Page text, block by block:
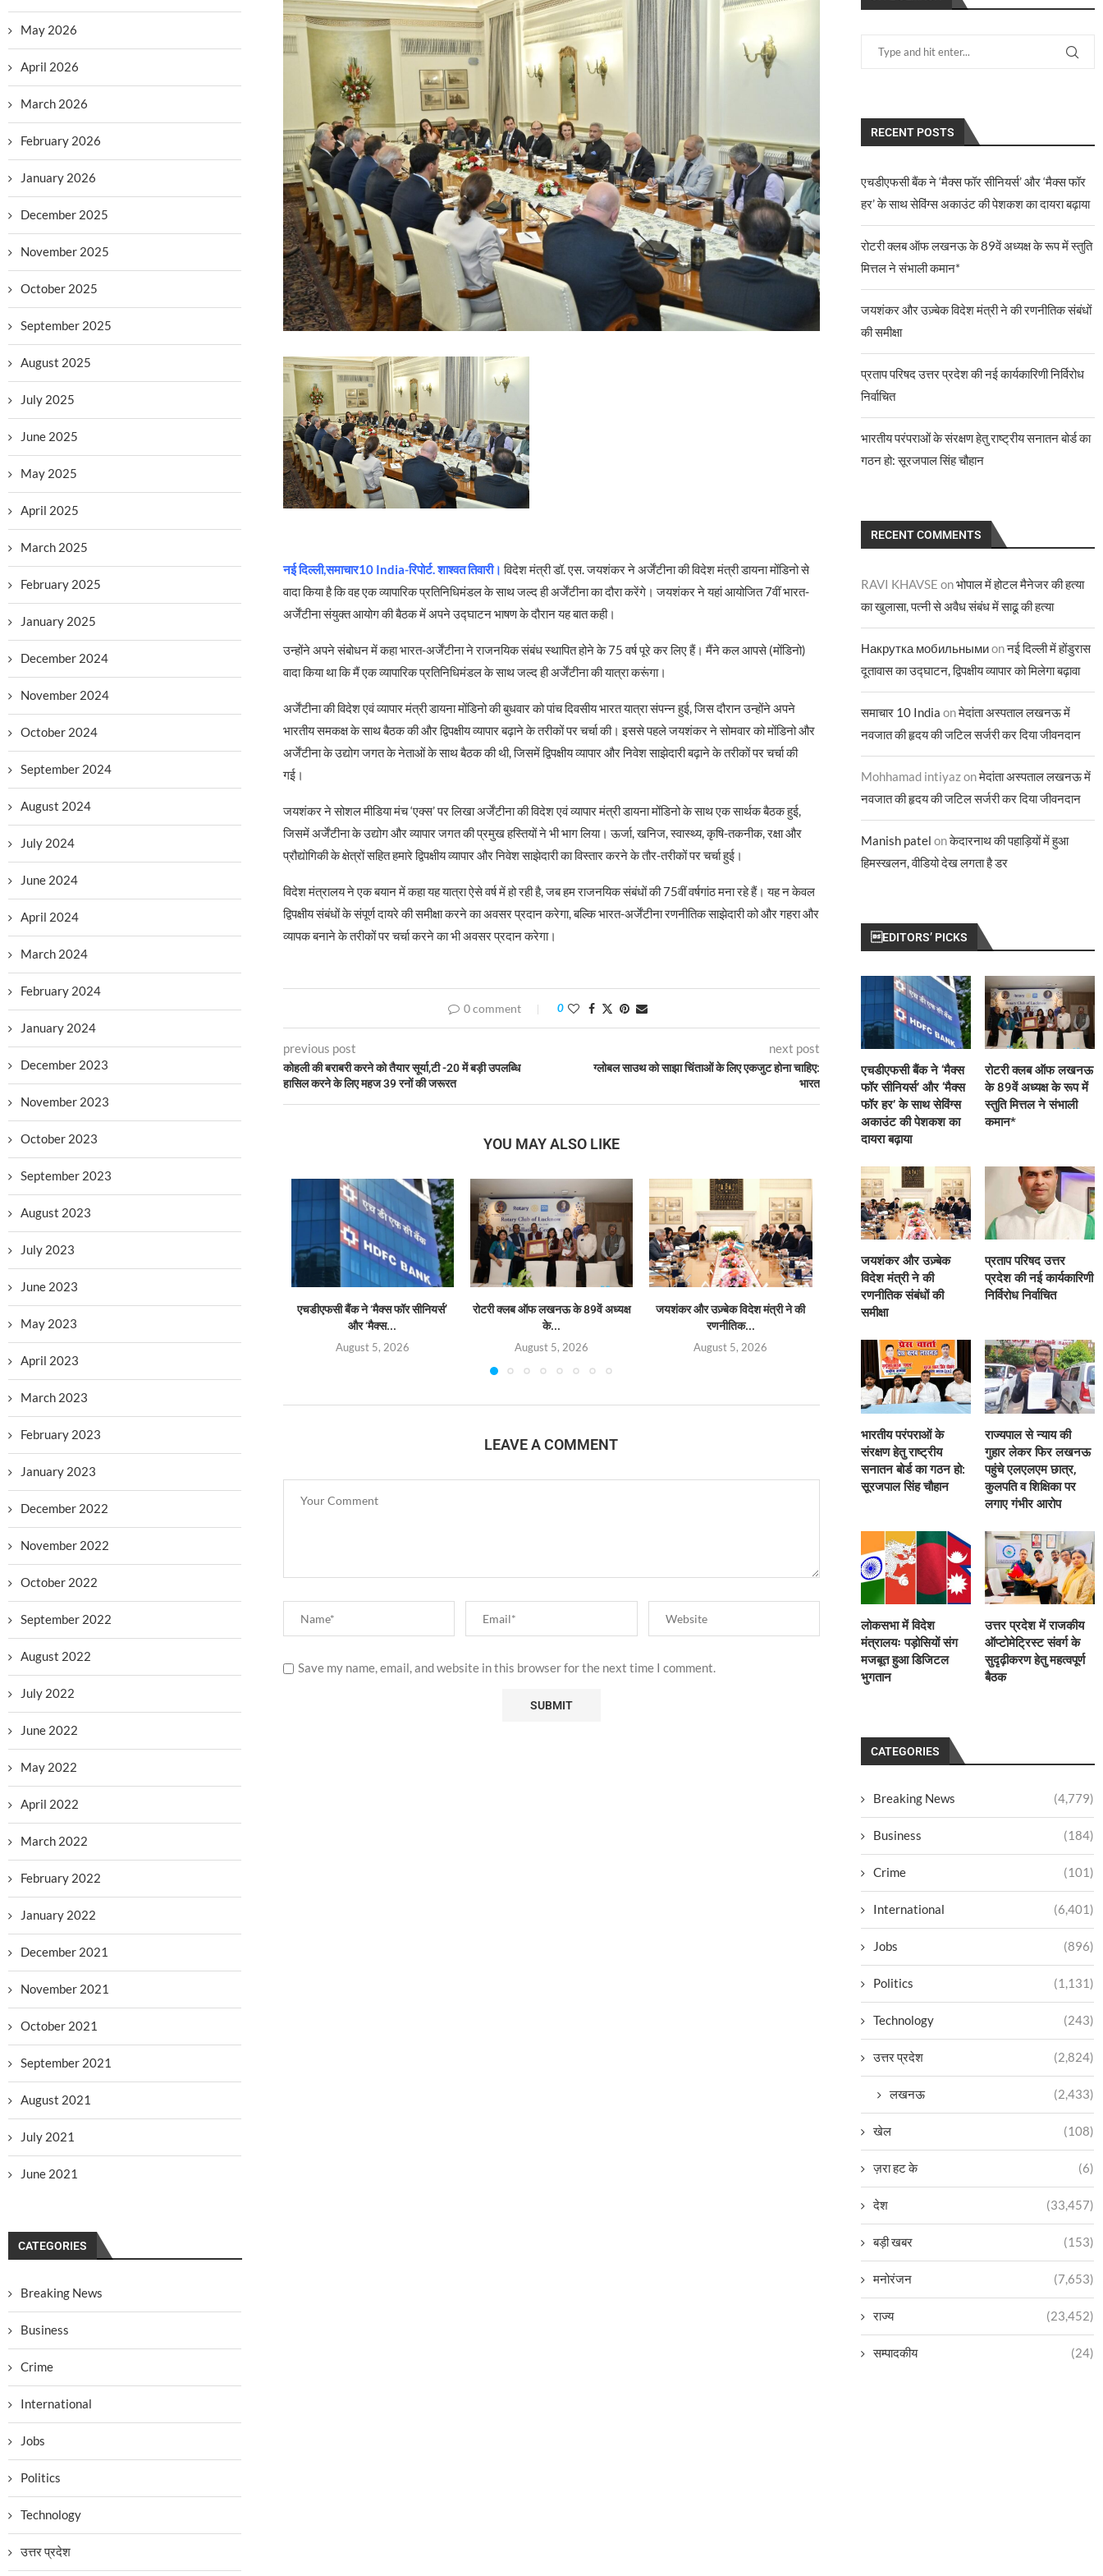
नई दिल्ली,समाचार10 India-रिपोर्ट. शाश्वत तिवारी। विदेश मंत्री डॉ. एस. जयशंकर ने अर्जेंटीना की विदेश मंत्री डायना मोंडिनो से
वादा किया है कि वह एक व्यापारिक प्रतिनिधिमंडल के साथ जल्द ही अर्जेंटीना का दौरा करेंगे। जयशंकर ने यहां आयोजित 7वीं भारत-
अर्जेंटीना संयुक्त आयोग की बैठक में अपने उद्घाटन भाषण के दौरान यह बात कही।
उन्होंने अपने संबोधन में कहा भारत-अर्जेंटीना ने राजनयिक संबंध स्थापित होने के 75 वर्ष पूरे कर लिए हैं। मैंने कल आपसे (मोंडिनो)
वादा किया था कि मैं एक व्यापारिक प्रतिनिधिमंडल के साथ जल्द ही अर्जेंटीना की यात्रा करूंगा।
अर्जेंटीना की विदेश एवं व्यापार मंत्री डायना मोंडिनो की बुधवार को पांच दिवसीय भारत यात्रा संपन्न हुई, जिस दौरान उन्होंने अपने
भारतीय समकक्ष के साथ बैठक की और द्विपक्षीय व्यापार बढ़ाने के तरीकों पर चर्चा की। इससे पहले जयशंकर ने सोमवार को मोंडिनो और
अर्जेंटीना के उद्योग जगत के नेताओं के साथ बैठक की थी, जिसमें द्विपक्षीय व्यापार और निवेश साझेदारी बढ़ाने के तरीकों पर चर्चा की
गई।
जयशंकर ने सोशल मीडिया मंच ‘एक्स’ पर लिखा अर्जेंटीना की विदेश एवं व्यापार मंत्री डायना मोंडिनो के साथ एक सार्थक बैठक हुई,
जिसमें अर्जेंटीना के उद्योग और व्यापार जगत की प्रमुख हस्तियों ने भी भाग लिया। ऊर्जा, खनिज, स्वास्थ्य, कृषि-तकनीक, रक्षा और
प्रौद्योगिकी के क्षेत्रों सहित हमारे द्विपक्षीय व्यापार और निवेश साझेदारी का विस्तार करने के तौर-तरीकों पर चर्चा हुई।
विदेश मंत्रालय ने एक बयान में कहा यह यात्रा ऐसे वर्ष में हो रही है, जब हम राजनयिक संबंधों की 75वीं वर्षगांठ मना रहे हैं। यह न केवल
द्विपक्षीय संबंधों के संपूर्ण दायरे की समीक्षा करने का अवसर प्रदान करेगा, बल्कि भारत-अर्जेंटीना रणनीतिक साझेदारी को और गहरा और
व्यापक बनाने के तरीकों पर चर्चा करने का भी अवसर प्रदान करेगा।
0 comment 0
previous post
कोहली की बराबरी करने को तैयार सूर्या,टी -20 में बड़ी उपलब्धि
हासिल करने के लिए महज 39 रनों की जरूरत
next post
ग्लोबल साउथ को साझा चिंताओं के लिए एकजुट होना चाहिए:
भारत
YOU MAY ALSO LIKE
एचडीएफसी बैंक ने ‘मैक्स फॉर सीनियर्स’
और ‘मैक्स...
August 5, 2026
रोटरी क्लब ऑफ लखनऊ के 89वें अध्यक्ष
के...
August 5, 2026
जयशंकर और उज़्बेक विदेश मंत्री ने की
रणनीतिक...
August 5, 2026
प्रताप परिषद उत्तर प्रदेश की नई
August 4, 2026
August 4,
LEAVE A COMMENT
Save my name, email, and website in this browser for the next time I comment.
RECENT POSTS
एचडीएफसी बैंक ने ‘मैक्स फॉर सीनियर्स’ और ‘मैक्स फॉर
हर’ के साथ सेविंग्स अकाउंट की पेशकश का दायरा बढ़ाया
रोटरी क्लब ऑफ लखनऊ के 89वें अध्यक्ष के रूप में स्तुति
मित्तल ने संभाली कमान*
जयशंकर और उज़्बेक विदेश मंत्री ने की रणनीतिक संबंधों
की समीक्षा
प्रताप परिषद उत्तर प्रदेश की नई कार्यकारिणी निर्विरोध
निर्वाचित
भारतीय परंपराओं के संरक्षण हेतु राष्ट्रीय सनातन बोर्ड का
गठन हो: सूरजपाल सिंह चौहान
RECENT COMMENTS
RAVI KHAVSE onभोपाल में होटल मैनेजर की हत्या
का खुलासा, पत्नी से अवैध संबंध में साढू की हत्या
Накрутка мобильнымиonनई दिल्ली में होंडुरास
दूतावास का उद्घाटन, द्विपक्षीय व्यापार को मिलेगा बढ़ावा
समाचार 10 India onमेदांता अस्पताल लखनऊ में
नवजात की हृदय की जटिल सर्जरी कर दिया जीवनदान
Mohhamad intiyazonमेदांता अस्पताल लखनऊ में
नवजात की हृदय की जटिल सर्जरी कर दिया जीवनदान
Manish patel onकेदारनाथ की पहाड़ियों में हुआ
हिमस्खलन, वीडियो देख लगता है डर
EDITORS’ PICKS
एचडीएफसी बैंक ने ‘मैक्स
फॉर सीनियर्स’ और ‘मैक्स
फॉर हर’ के साथ सेविंग्स
अकाउंट की पेशकश का
दायरा बढ़ाया
रोटरी क्लब ऑफ लखनऊ
के 89वें अध्यक्ष के रूप में
स्तुति मित्तल ने संभाली
कमान*
जयशंकर और उज़्बेक
विदेश मंत्री ने की
रणनीतिक संबंधों की
समीक्षा
प्रताप परिषद उत्तर
प्रदेश की नई कार्यकारिणी
निर्विरोध निर्वाचित
भारतीय परंपराओं के
संरक्षण हेतु राष्ट्रीय
सनातन बोर्ड का गठन हो:
सूरजपाल सिंह चौहान
राज्यपाल से न्याय की
गुहार लेकर फिर लखनऊ
पहुंचे एलएलएम छात्र,
कुलपति व शिक्षिका पर
लगाए गंभीर आरोप
लोकसभा में विदेश
मंत्रालयः पड़ोसियों संग
मजबूत हुआ डिजिटल
भुगतान
उत्तर प्रदेश में राजकीय
ऑप्टोमेट्रिस्ट संवर्ग के
सुदृढ़ीकरण हेतु महत्वपूर्ण
बैठक
CATEGORIES
Breaking News (4,779)
Business (184)
Crime (101)
International (6,401)
Jobs (896)
Politics (1,131)
Technology (243)
उत्तर प्रदेश (2,824)
लखनऊ (2,433)
खेल (108)
ज़रा हट के (6)
देश (33,457)
बड़ी खबर (153)
मनोरंजन (7,653)
राज्य (23,452)
सम्पादकीय (24)
May 2026
April 2026
March 2026
February 2026
January 2026
December 2025
November 2025
October 2025
September 2025
August 2025
July 2025
June 2025
May 2025
April 2025
March 2025
February 2025
January 2025
December 2024
November 2024
October 2024
September 2024
August 2024
July 2024
June 2024
April 2024
March 2024
February 2024
January 2024
December 2023
November 2023
October 2023
September 2023
August 2023
July 2023
June 2023
May 2023
April 2023
March 2023
February 2023
January 2023
December 2022
November 2022
October 2022
September 2022
August 2022
July 2022
June 2022
May 2022
April 2022
March 2022
February 2022
January 2022
December 2021
November 2021
October 2021
September 2021
August 2021
July 2021
June 2021
CATEGORIES
Breaking News
Business
Crime
International
Jobs
Politics
Technology
उत्तर प्रदेश